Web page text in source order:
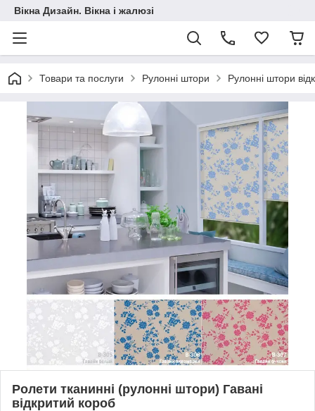
Вікна Дизайн. Вікна і жалюзі
Товари та послуги Рулонні штори Рулонні штори
Ролети тканинні (рулонні штори) Гавані
відкритий короб